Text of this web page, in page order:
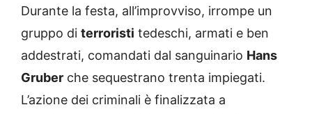
Durante la festa, all’improvviso, irrompe un
gruppo di terroristi tedeschi, armati e ben
addestrati, comandati dal sanguinario Hans
Gruber che sequestrano trenta impiegati.
L’azione dei criminali è finalizzata a